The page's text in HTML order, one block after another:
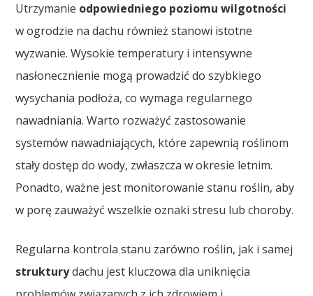
Utrzymanie odpowiedniego poziomu wilgotności
w ogrodzie na dachu również stanowi istotne
wyzwanie. Wysokie temperatury i intensywne
nasłonecznienie mogą prowadzić do szybkiego
wysychania podłoża, co wymaga regularnego
nawadniania. Warto rozważyć zastosowanie
systemów nawadniających, które zapewnią roślinom
stały dostęp do wody, zwłaszcza w okresie letnim.
Ponadto, ważne jest monitorowanie stanu roślin, aby
w porę zauważyć wszelkie oznaki stresu lub choroby.
Regularna kontrola stanu zarówno roślin, jak i samej
strukturydachu jest kluczowa dla uniknięcia